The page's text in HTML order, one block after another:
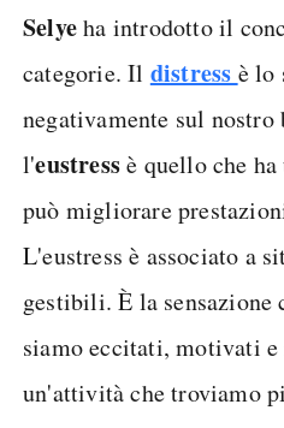
Selyeha introdotto il
categorie. Il distress è lo
negativamente sul nostro
l'eustressè quello che
può migliorare
L'eustress è associato a
gestibili. È la sensazione
siamo eccitati, motivati
un'attività che troviamo